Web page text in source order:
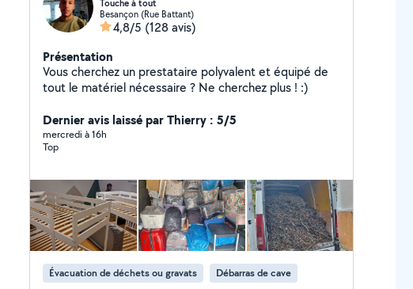
Touche à tout
Besançon (Rue Battant)
4,8/5 (128 avis)
Présentation
Vous cherchez un prestataire polyvalent et équipé de
tout le matériel nécessaire ? Ne cherchez plus ! :)
Dernier avis laissé par Thierry : 5/5
mercredi à 16h
Top
Évacuation de déchets ou gravats Débarras de cave